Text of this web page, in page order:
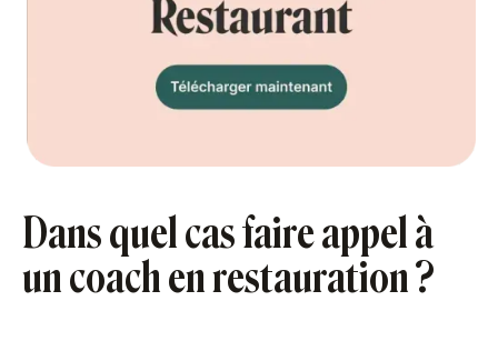
Dans quel cas faire appel à
un coach en restauration ?